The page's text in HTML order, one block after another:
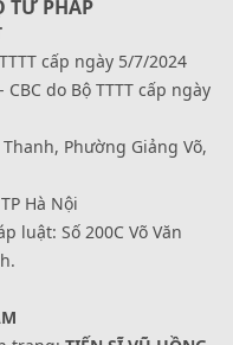
TƯ PHÁP
cấp ngày 5/7/2024
do Bộ TTTT cấp ngày
Phường Giảng Võ,
Hà Nội
luật: Số 200C Võ Văn